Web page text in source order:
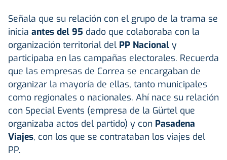
Señala que su relación con el grupo de la trama se
inicia antes del 95 dado que colaboraba con la
organización territorial del PP Nacional y
participaba en las campañas electorales. Recuerda
que las empresas de Correa se encargaban de
organizar la mayoría de ellas, tanto municipales
como regionales o nacionales. Ahí nace su relación
con Special Events (empresa de la Gürtel que
organizaba actos del partido) y con Pasadena
Viajes, con los que se contrataban los viajes del
PP.